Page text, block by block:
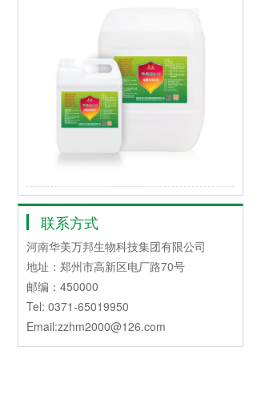
联系方式
河南华美万邦生物科技集团有限公司
地址：郑州市高新区电厂路70号
邮编：450000
Tel: 0371-65019950
Email:zzhm2000@126.com